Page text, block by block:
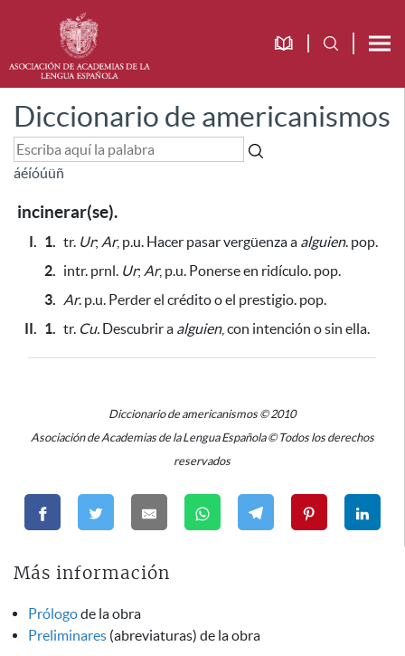
Diccionario de americanismos
áéíóúüñ
incinerar(se).
I. 1. tr. Ur; Ar, p.u. Hacer pasar vergüenza a alguien. pop.
2. intr. prnl. Ur; Ar, p.u. Ponerse en ridículo. pop.
3. Ar. p.u. Perder el crédito o el prestigio. pop.
II. 1. tr. Cu. Descubrir a alguien, con intención o sin ella.
Diccionario de americanismos © 2010
Asociación de Academias de la Lengua Española © Todos los derechos
reservados
Más información
Prólogode la obra
Preliminares (abreviaturas) de la obra